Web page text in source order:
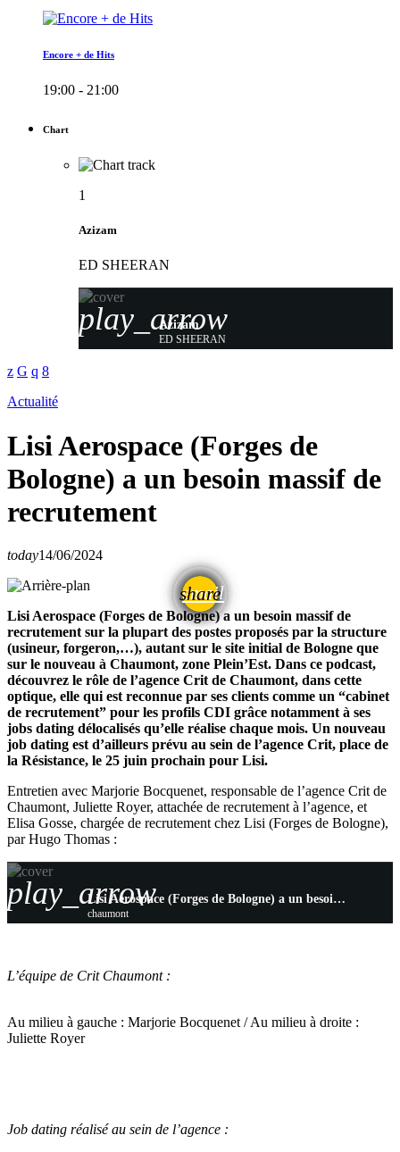
Encore + de Hits
19:00 - 21:00
Chart
1
Azizam
ED SHEERAN
play_arrow
Azizam
ED SHEERAN
Actualité
Lisi Aerospace (Forges de
Bologne) a un besoin massif de
recrutement
today14/06/2024
share
email
Lisi Aerospace (Forges de Bologne) a un besoin massif de
recrutement sur la plupart des postes proposés par la structure
(usineur, forgeron,…), autant sur le site initial de Bologne que
sur le nouveau à Chaumont, zone Plein’Est. Dans ce podcast,
découvrez le rôle de l’agence Crit de Chaumont, dans cette
optique, elle qui est reconnue par ses clients comme un “cabinet
de recrutement” pour les profils CDI grâce notamment à ses
jobs dating délocalisés qu’elle réalise chaque mois. Un nouveau
job dating est d’ailleurs prévu au sein de l’agence Crit, place de
la Résistance, le 25 juin prochain pour Lisi.
Entretien avec Marjorie Bocquenet, responsable de l’agence Crit de
Chaumont, Juliette Royer, attachée de recrutement à l’agence, et
Elisa Gosse, chargée de recrutement chez Lisi (Forges de Bologne),
par Hugo Thomas :
play_arrow Lisi Aerospace (Forges de Bologne) a un besoin massif de recrutement
chaumont
L’équipe de Crit Chaumont :
Au milieu à gauche : Marjorie Bocquenet / Au milieu à droite :
Juliette Royer
Job dating réalisé au sein de l’agence :